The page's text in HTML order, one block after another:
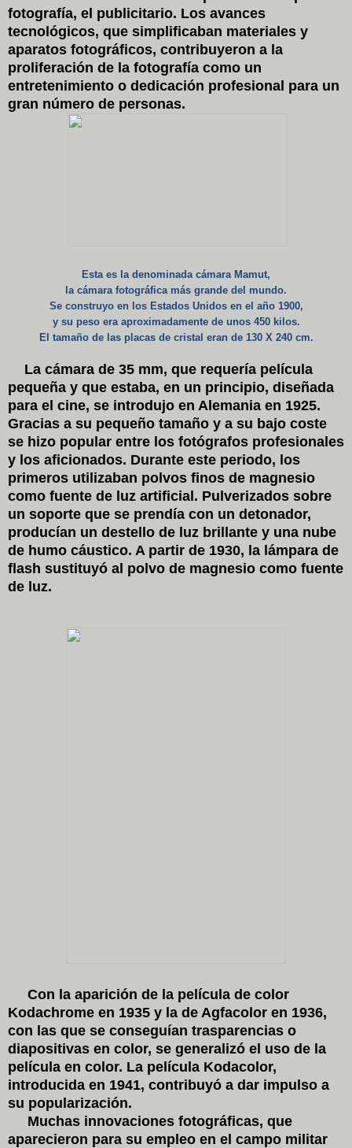
fotografía, el publicitario. Los avances
tecnológicos, que simplificaban materiales y
aparatos fotográficos, contribuyeron a la
proliferación de la fotografía como un
entretenimiento o dedicación profesional para un
gran número de personas.
Esta es la denominada cámara Mamut,
la cámara fotográfica más grande del mundo.
Se construyo en los Estados Unidos en el año 1900,
y su peso era aproximadamente de unos 450 kilos.
El tamaño de las placas de cristal eran de 130 X 240 cm.
La cámara de 35 mm, que requería película
pequeña y que estaba, en un principio, diseñada
para el cine, se introdujo en Alemania en 1925.
Gracias a su pequeño tamaño y a su bajo coste
se hizo popular entre los fotógrafos profesionales
y los aficionados. Durante este periodo, los
primeros utilizaban polvos finos de magnesio
como fuente de luz artificial. Pulverizados sobre
un soporte que se prendía con un detonador,
producían un destello de luz brillante y una nube
de humo cáustico. A partir de 1930, la lámpara de
flash sustituyó al polvo de magnesio como fuente
de luz.
Con la aparición de la película de color
Kodachrome en 1935 y la de Agfacolor en 1936,
con las que se conseguían trasparencias o
diapositivas en color, se generalizó el uso de la
película en color. La película Kodacolor,
introducida en 1941, contribuyó a dar impulso a
su popularización.
Muchas innovaciones fotográficas, que
aparecieron para su empleo en el campo militar